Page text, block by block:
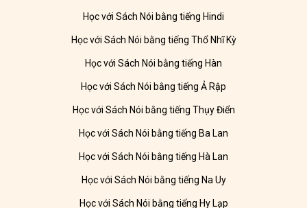
Học với Sách Nói bằng tiếng Hindi
Học với Sách Nói bằng tiếng Thổ Nhĩ Kỳ
Học với Sách Nói bằng tiếng Hàn
Học với Sách Nói bằng tiếng Ả Rập
Học với Sách Nói bằng tiếng Thụy Điển
Học với Sách Nói bằng tiếng Ba Lan
Học với Sách Nói bằng tiếng Hà Lan
Học với Sách Nói bằng tiếng Na Uy
Học với Sách Nói bằng tiếng Hy Lạp